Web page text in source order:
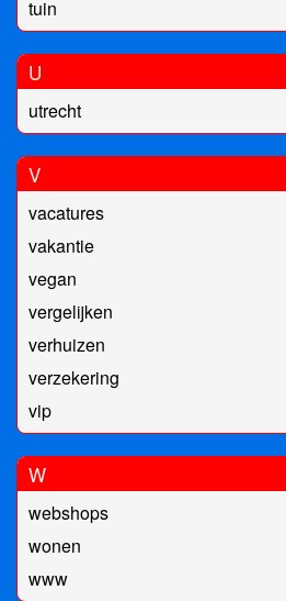
tuin
U
utrecht
V
vacatures
vakantie
vegan
vergelijken
verhuizen
verzekering
vip
W
webshops
wonen
www